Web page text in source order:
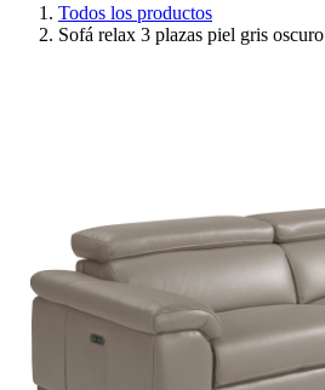
Todos los productos
Sofá relax 3 plazas piel gris oscuro